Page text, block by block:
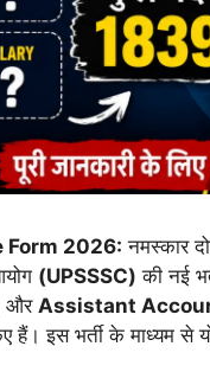
Form 2026: नमस्कार
(UPSSSC) की नई
और Assistant
भर्ती के माध्यम से